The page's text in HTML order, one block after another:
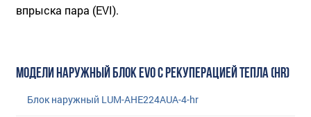
впрыска пара (EVI).
МОДЕЛИ НАРУЖНЫЙ БЛОК EVO С РЕКУПЕРАЦИЕЙ ТЕПЛА (HR)
Блок наружный LUM-AHE224AUA-4-hr